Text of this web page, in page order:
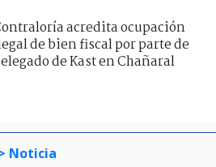
acredita ocupación
de bien fiscal por parte de
de Kast en Chañaral
Noticia